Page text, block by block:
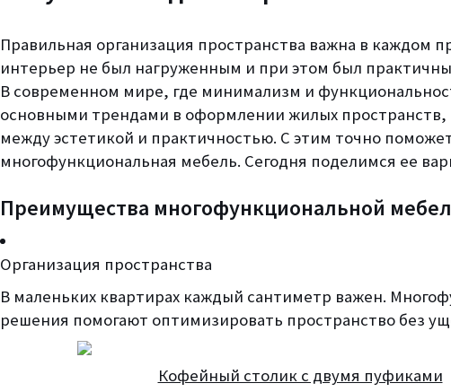
Правильная организация пространства важна в каждом
интерьер не был нагруженным и при этом был
В современном мире, где минимализм и
основными трендами в оформлении жилых пространств,
между эстетикой и практичностью. С этим точно
многофункциональная мебель. Сегодня поделимся ее
Преимущества многофункциональной
Организация пространства
В маленьких квартирах каждый сантиметр важен.
решения помогают оптимизировать пространство без
Кофейный столик с двумя пуфиками